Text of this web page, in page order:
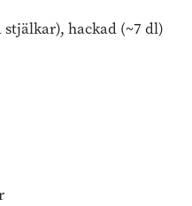
stjälkar), hackad (~7 dl)